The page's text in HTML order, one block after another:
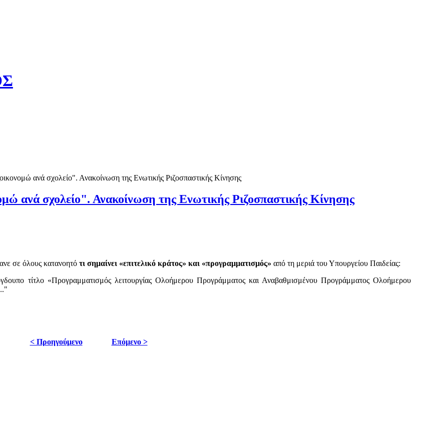
ανά σχολείο". Ανακοίνωση της Ενωτικής Ριζοσπαστικής Κίνησης
ανά σχολείο". Ανακοίνωση της Ενωτικής Ριζοσπαστικής Κίνησης
σε όλους κατανοητό τι σημαίνει «επιτελικό κράτος» και «προγραμματισμός» από τη μεριά του Υπουργείου Παιδείας:
τίτλο «Προγραμματισμός λειτουργίας Ολοήμερου Προγράμματος και Αναβαθμισμένου Προγράμματος Ολοήμερου
< Προηγούμενο Επόμενο >